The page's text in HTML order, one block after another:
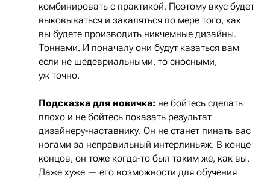
комбинировать с практикой. Поэтому вкус будет
выковываться и закаляться по мере того, как
вы будете производить никчемные дизайны.
Тоннами. И поначалу они будут казаться вам
если не шедевриальными, то сносными,
уж точно.
Подсказка для новичка: не бойтесь сделать
плохо и не бойтесь показать результат
дизайнеру-наставнику. Он не станет пинать вас
ногами за неправильный интерлиньяж. В конце
концов, он тоже когда-то был таким же, как вы.
Даже хуже — его возможности для обучения